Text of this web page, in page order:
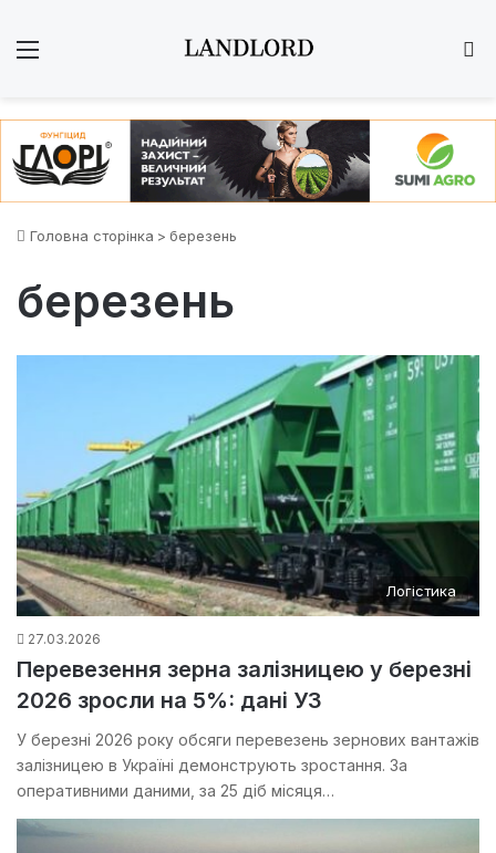
Головна сторінка > березень
березень
Логістика
27.03.2026
Перевезення зерна залізницею у березні
2026 зросли на 5%: дані УЗ
У березні 2026 року обсяги перевезень зернових вантажів
залізницею в Україні демонструють зростання. За
оперативними даними, за 25 діб місяця…